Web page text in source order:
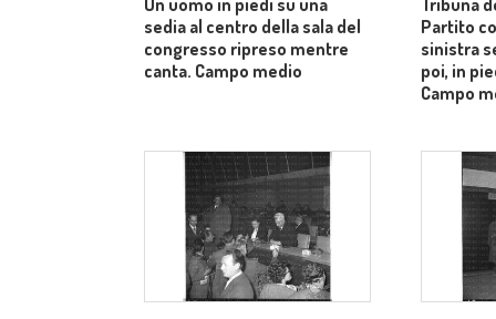
Un uomo in piedi su una
sedia al centro della sala del
congresso ripreso mentre
canta. Campo medio
Tribuna
Partito
sinistra
poi, in
Campo